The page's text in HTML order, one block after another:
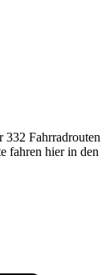
Fahrradrouten
fahren hier in den